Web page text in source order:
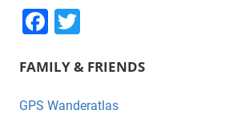
F
c
e
tt
er
FAMILY & FRIENDS
GPS Wanderatlas